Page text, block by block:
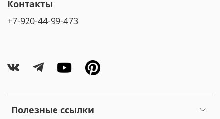
Полезные ссылки
Контакты
+7-920-44-99-473